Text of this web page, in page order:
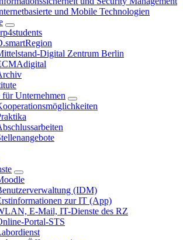
und Mobile Technologien
Digital Zentrum Berlin
für Unternehmen
(IDM)
zur IT (App)
E-Mail, IT-Dienste des RZ
Portal-STS